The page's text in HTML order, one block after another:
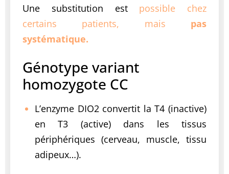
Une substitution est possible chez
certains patients, mais pas
systématique.
Génotype variant
homozygote CC
L’enzyme DIO2 convertit la T4 (inactive)
en T3 (active) dans les tissus
périphériques (cerveau, muscle, tissu
adipeux…).